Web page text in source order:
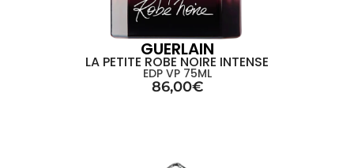
GUERLAIN
LA PETITE ROBE NOIRE INTENSE
EDP VP 75ML
86,00€